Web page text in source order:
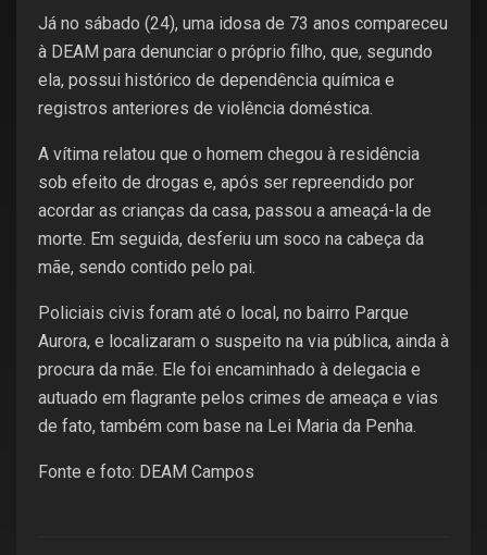
Já no sábado (24), uma idosa de 73 anos compareceu
à DEAM para denunciar o próprio filho, que, segundo
ela, possui histórico de dependência química e
registros anteriores de violência doméstica.
A vítima relatou que o homem chegou à residência
sob efeito de drogas e, após ser repreendido por
acordar as crianças da casa, passou a ameaçá-la de
morte. Em seguida, desferiu um soco na cabeça da
mãe, sendo contido pelo pai.
Policiais civis foram até o local, no bairro Parque
Aurora, e localizaram o suspeito na via pública, ainda à
procura da mãe. Ele foi encaminhado à delegacia e
autuado em flagrante pelos crimes de ameaça e vias
de fato, também com base na Lei Maria da Penha.
Fonte e foto: DEAM Campos